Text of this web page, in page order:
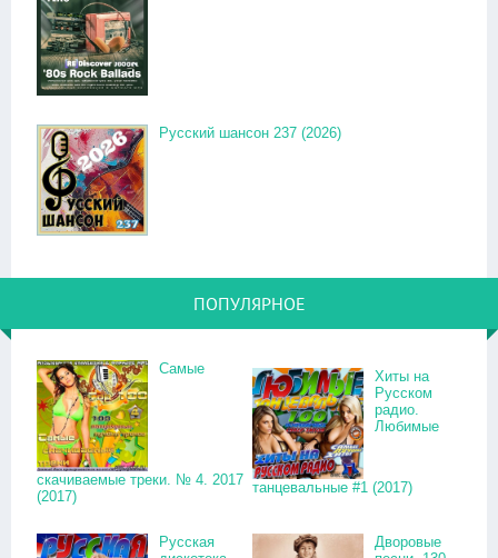
Русский шансон 237 (2026)
ПОПУЛЯРНОЕ
Самые
скачиваемые треки. № 4. 2017
(2017)
Хиты на
Русском
радио.
Любимые
танцевальные #1 (2017)
Русская
Дворовые